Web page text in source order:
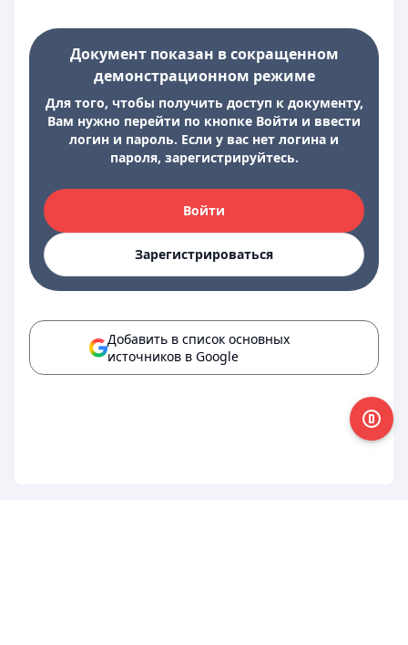
Документ показан в сокращенном
демонстрационном режиме
Для того, чтобы получить доступ к документу,
Вам нужно перейти по кнопке Войти и ввести
логин и пароль. Если у вас нет логина и
пароля, зарегистрируйтесь.
Войти
Зарегистрироваться
Добавить в список основных
источников в Google